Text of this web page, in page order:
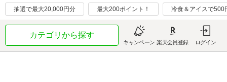
抽選で最大20,000円分 最大200ポイント！ 冷食＆アイスで500
カテゴリから探す
キャンペーン 楽天会員登録 ログイン